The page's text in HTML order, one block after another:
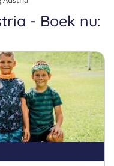
- Boek nu: